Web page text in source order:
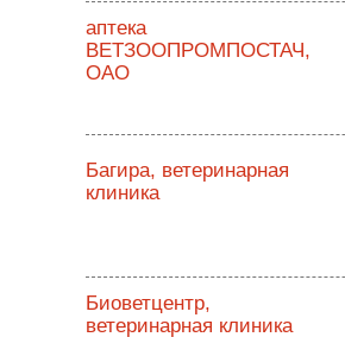
аптека
ВЕТЗООПРОМПОСТАЧ,
ОАО
Багира, ветеринарная
клиника
Биоветцентр,
ветеринарная клиника